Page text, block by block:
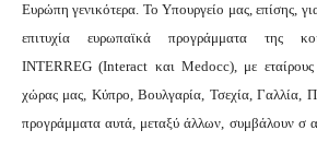
Ευρώπη γενικότερα. Το Υπουργείο μας, επίσης,
επιτυχία ευρωπαϊκά προγράμματα της
INTERREG (Interact καιMedocc), με
χώρας μας, Κύπρο, Βουλγαρία, Τσεχία, Γαλλία,
προγράμματα αυτά, μεταξύ άλλων, συμβάλουν σ